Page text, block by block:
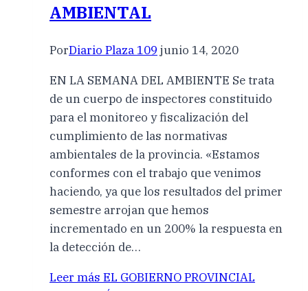
AMBIENTAL
PorDiario Plaza 109 junio 14, 2020
EN LA SEMANA DEL AMBIENTE Se trata
de un cuerpo de inspectores constituido
para el monitoreo y fiscalización del
cumplimiento de las normativas
ambientales de la provincia. «Estamos
conformes con el trabajo que venimos
haciendo, ya que los resultados del primer
semestre arrojan que hemos
incrementado en un 200% la respuesta en
la detección de…
Leer más EL GOBIERNO PROVINCIAL